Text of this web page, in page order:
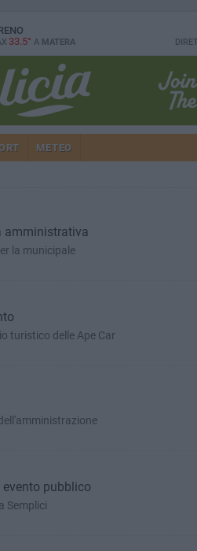
33.5° A MATERA
METEO
amministrativa
la municipale
turistico delle Ape Car
pubblico
Semplici